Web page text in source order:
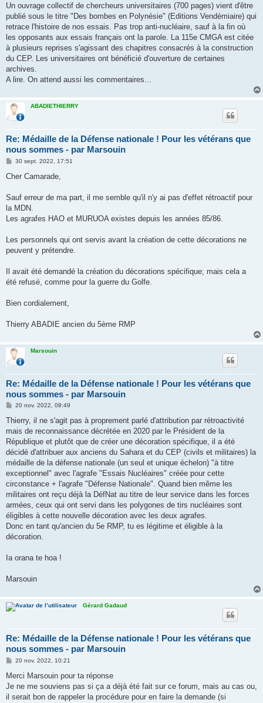
s
a
g
Un ouvrage collectif de chercheurs universitaires (700 pages) vient d'être
publié sous le titre "Des bombes en Polynésie" (Editions Vendémiaire) qui
retrace l'histoire de nos essais. Pas trop anti-nucléaire, sauf à la fin où
les opposants aux essais français ont la parole. La 115e CMGA est citée
à plusieurs reprises s'agissant des chapitres consacrés à la construction
du CEP. Les universitaires ont bénéficié d'ouverture de certaines
archives.
A lire. On attend aussi les commentaires...
ABADIETHIERRY
Re: Médaille de la Défense nationale ! Pour les vétérans que
nous sommes - par Marsouin
M
s
g
30 sept. 2022, 17:51
Cher Camarade,
Sauf erreur de ma part, il me semble qu'il n'y ai pas d'effet rétroactif pour
la MDN.
Les agrafes HAO et MURUOA existes depuis les années 85/86.
Les personnels qui ont servis avant la création de cette décorations ne
peuvent y prétendre.
Il avait été demandé la création du décorations spécifique; mais cela a
été refusé, comme pour la guerre du Golfe.
Bien cordialement,
Thierry ABADIE ancien du 5ème RMP
Marsouin
Re: Médaille de la Défense nationale ! Pour les vétérans que
nous sommes - par Marsouin
M
s
a
g
e
20 nov. 2022, 08:49
Thierry, il ne s'agit pas à proprement parlé d'attribution par rétroactivité
mais de reconnaissance décrétée en 2020 par le Président de la
République et plutôt que de créer une décoration spécifique, il a été
décidé d'attribuer aux anciens du Sahara et du CEP (civils et militaires) la
médaille de la défense nationale (un seul et unique échelon) "à titre
exceptionnel" avec l'agrafe "Essais Nucléaires" créée pour cette
circonstance + l'agrafe "Défense Nationale". Quand bien même les
militaires ont reçu déjà la DéfNat au titre de leur service dans les forces
armées, ceux qui ont servi dans les polygones de tirs nucléaires sont
éligibles à cette nouvelle décoration avec les deux agrafes.
Donc en tant qu'ancien du 5e RMP, tu es légitime et éligible à la
décoration.
Ia orana te hoa !
Marsouin
Gérard Gadaud
Re: Médaille de la Défense nationale ! Pour les vétérans que
nous sommes - par Marsouin
M
s
a
g
20 nov. 2022, 10:21
Merci Marsouin pour ta réponse
Je ne me souviens pas si ça a déjà été fait sur ce forum, mais au cas ou,
il serait bon de rappeler la procédure pour en faire la demande (si